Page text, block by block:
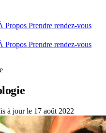
Propos Prendre rendez-vous
Propos Prendre rendez-vous
à jour le 17 août 2022